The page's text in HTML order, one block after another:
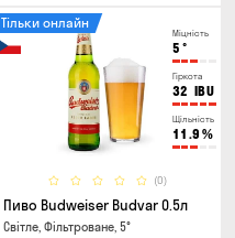
Міцність
5 °
Гіркота
32 IBU
Щільність
11.9 %
(0)
Тільки онлайн
Пиво Budweiser Budvar 0.5л
Світле, Фільтроване, 5°